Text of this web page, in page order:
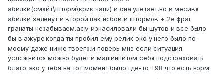
абилки(смайт\шторм\крик чапи) и она улетает,но в месиве
абилки заденут и второй пак нобов и штормов + 2е фраг
гранаты незабываем.асм изнасиловали бы шутов и все было
бы в ажуре.когда ты пробил ему релик эко у него было по-
моему даже ниже твоего.и поверь мне если ситуация
усложнится можно будет и машинпитом себя подстраховать
благо эко у тебя на тот момент было где-то +98 что есть норм